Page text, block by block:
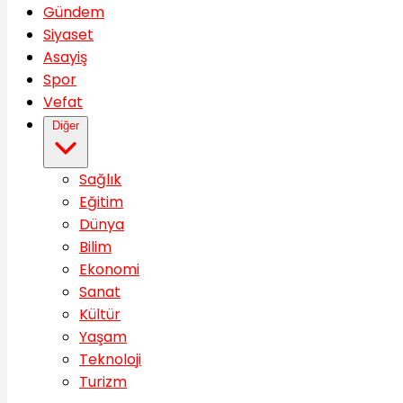
Gündem
Siyaset
Asayiş
Spor
Vefat
Diğer
Sağlık
Eğitim
Dünya
Bilim
Ekonomi
Sanat
Kültür
Yaşam
Teknoloji
Turizm